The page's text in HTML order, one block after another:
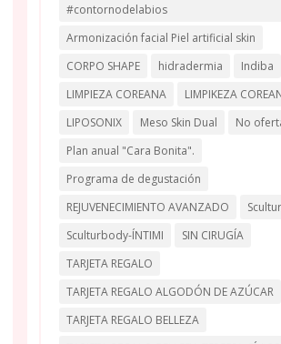
#contornodelabios
Armonización facial Piel artificial skin
CORPO SHAPE
hidradermia
Indiba
LIMPIEZA COREANA
LIMPIKEZA
LIPOSONIX
Meso Skin Dual No
Plan anual "Cara Bonita".
Programa de degustación
REJUVENECIMIENTO AVANZADO
Sculturbody-ÍNTIMI
SIN CIRUGÍA
TARJETA REGALO
TARJETA REGALO ALGODÓN DE AZÚCAR
TARJETA REGALO BELLEZA